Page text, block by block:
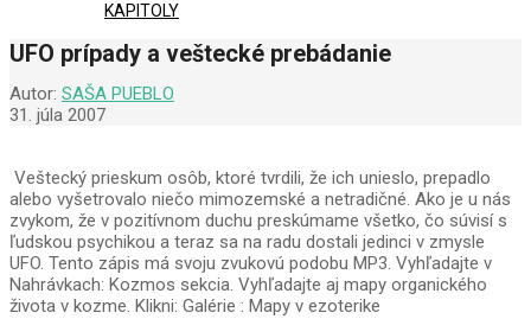
KAPITOLY
UFO prípady a veštecké prebádanie
Autor: SAŠA PUEBLO
31. júla 2007
Veštecký prieskum osôb, ktoré tvrdili, že ich unieslo, prepadlo
alebo vyšetrovalo niečo mimozemské a netradičné. Ako je u nás
zvykom, že v pozitívnom duchu preskúmame všetko, čo súvisí s
ľudskou psychikou a teraz sa na radu dostali jedinci v zmysle
UFO. Tento zápis má svoju zvukovú podobu MP3. Vyhľadajte v
Nahrávkach: Kozmos sekcia. Vyhľadajte aj mapy organického
života v kozme. Klikni: Galérie : Mapy v ezoterike